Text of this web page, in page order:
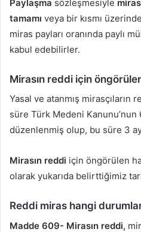
Paylaşma sözleşmesiyle
tamamı veya bir kısmı
miras payları oranında paylı
kabul edebilirler.
Mirasın reddi için
Yasal ve atanmış mirasçıların
süre Türk Medeni Kanunu’nun
düzenlenmiş olup, bu süre 3
Mirasın reddi için öngörülen
olarak yukarıda belirttiğimiz
Reddi miras hangi
Madde 609- Mirasın reddi,